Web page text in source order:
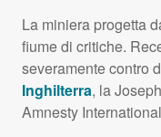
La miniera progetta
fiume di critiche.
severamente contro
Inghilterra, la
Amnesty